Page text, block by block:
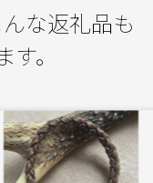
な返礼品も
。